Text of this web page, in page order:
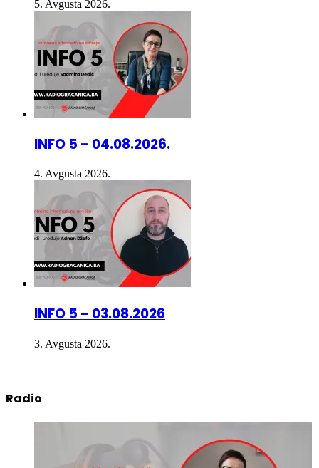
INFO 5 – 04.08.2026.
4. Avgusta 2026.
INFO 5 – 03.08.2026
3. Avgusta 2026.